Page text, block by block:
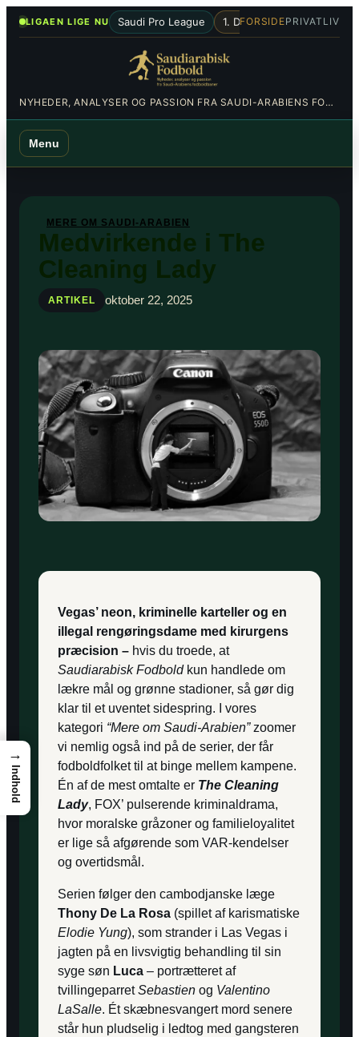
SpringLIGAEN LIGE NU Saudi Pro League 1. Division Al-Hilal•Al-
FORSIDEPRIVATLIV
NYHEDER, ANALYSER OG PASSION FRA SAUDI-ARABIENS FODBOLDBANER
Menu
MERE OM SAUDI-ARABIEN
Medvirkende i The
Cleaning Lady
ARTIKEL oktober 22, 2025
Vegas’ neon, kriminelle karteller og en
illegal rengøringsdame med kirurgens
præcision – hvis du troede, at
Saudiarabisk Fodbold kun handlede om
lækre mål og grønne stadioner, så gør dig
klar til et uventet sidespring. I vores
kategori “Mere om Saudi-Arabien”zoomer
vi nemlig også ind på de serier, der får
fodboldfolket til at binge mellem kampene.
Én af de mest omtalte er The Cleaning
Lady, FOX’ pulserende kriminaldrama,
hvor moralske gråzoner og familieloyalitet
er lige så afgørende som VAR-kendelser
og overtidsmål.
Serien følger den cambodjanske læge
Thony De La Rosa (spillet af karismatiske
Elodie Yung), som strander i Las Vegas i
jagten på en livsvigtig behandling til sin
syge søn Luca – portrætteret af
tvillingeparretSebastien og Valentino
LaSalle. Ét skæbnesvangert mord senere
står hun pludselig i ledtog med gangsteren
→
Indhold